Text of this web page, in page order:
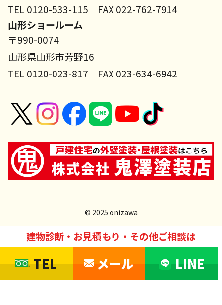
TEL 0120-533-115 FAX 022-762-7914
山形ショールーム
〒990-0074
山形県山形市芳野16
TEL 0120-023-817 FAX 023-634-6942
© 2025 onizawa
建物診断・お見積もり・その他ご相談は
TEL メール LINE